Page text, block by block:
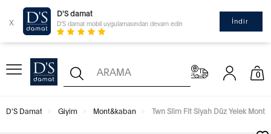
x
D'S damat
D'S damat mobil uygulamasından devam edin İndir
0
D'S Damat Giyim Mont&kaban Twn Slim Fit Siyah Düz Yelek Mont